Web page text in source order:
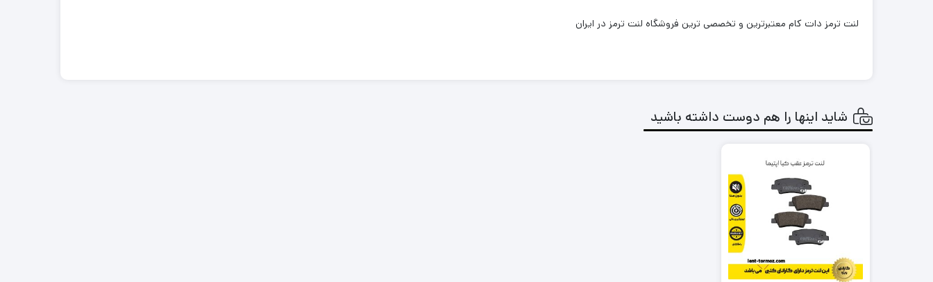
لنت ترمز دات کام معتبرترین و تخصصی ترین فروشگاه لنت ترمز در ایران
شاید اینها را هم دوست داشته باشید